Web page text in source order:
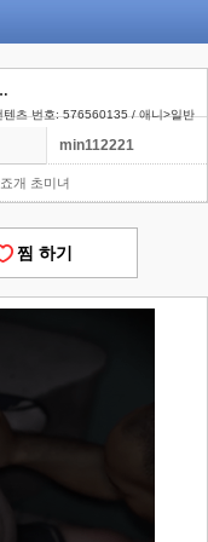
는 맛죠개 초미녀
텐츠 번호: 576560135 / 애니>일반
min112221
개 초미녀
찜 하기